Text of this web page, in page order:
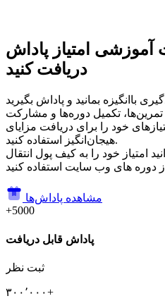
آموزشی امتیاز پاداش
دریافت کنید
تکمیل دوره‌ها و مشارکت
خود را برای دریافت مزایای
هیجان‌انگیز استفاده کنید.
امتیاز خود را به کیف پول انتقال
دوره های وب سایت استفاده کنید
مشاهده پاداش‌ها
+5000
پاداش قابل دریافت
ثبت نظر
۳۰۰٬۰۰۰+